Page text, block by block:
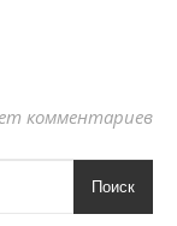
комментариев
Поиск